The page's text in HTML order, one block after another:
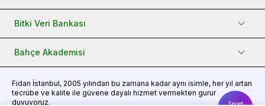
Sepet
Bitki Veri Bankası
Bahçe Akademisi
Fidan İstanbul, 2005 yılından bu zamana kadar aynı isimle, her yıl artan
tecrübe ve kalite ile güvene dayalı hizmet vermekten gurur
duyuyoruz.